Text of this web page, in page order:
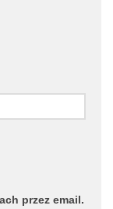
przez email.